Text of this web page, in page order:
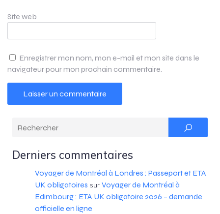
Site web
Enregistrer mon nom, mon e-mail et mon site dans le
navigateur pour mon prochain commentaire.
Derniers commentaires
Voyager de Montréal à Londres : Passeport et ETA
UK obligatoires sur Voyager de Montréal à
Edimbourg : ETA UK obligatoire 2026 – demande
officielle en ligne